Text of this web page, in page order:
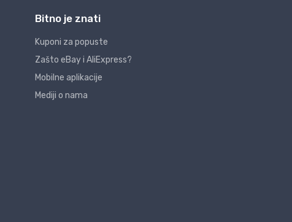
Bitno je znati
Kuponi za popuste
Zašto eBay i AliExpress?
Mobilne aplikacije
Mediji o nama